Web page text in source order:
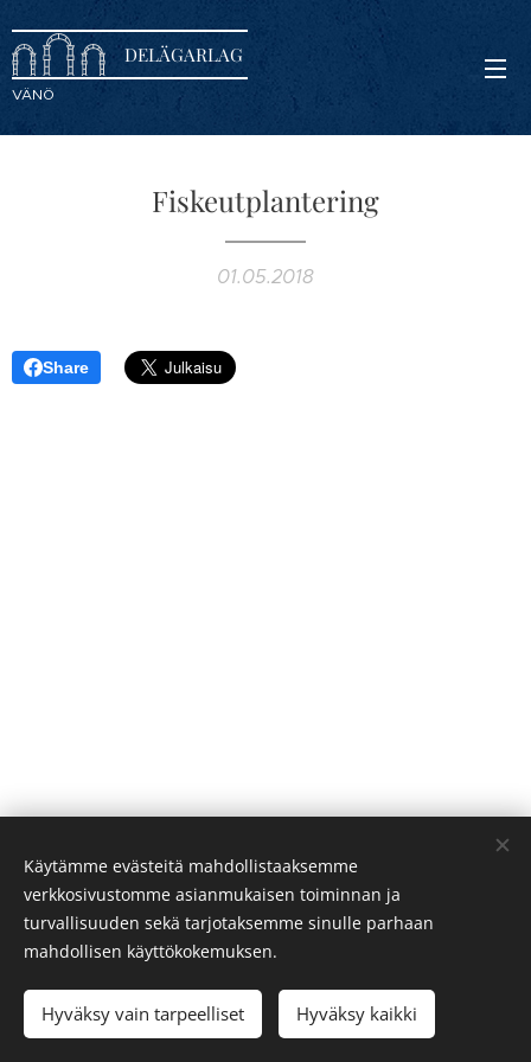
DELÄGARLAG
VÄNÖ
Fiskeutplantering
01.05.2018
Share
Evästeet
Käytämme evästeitä mahdollistaaksemme
verkkosivustomme asianmukaisen toiminnan ja
turvallisuuden sekä tarjotaksemme sinulle parhaan
mahdollisen käyttökokemuksen.
Hyväksy vain tarpeelliset Hyväksy kaikki